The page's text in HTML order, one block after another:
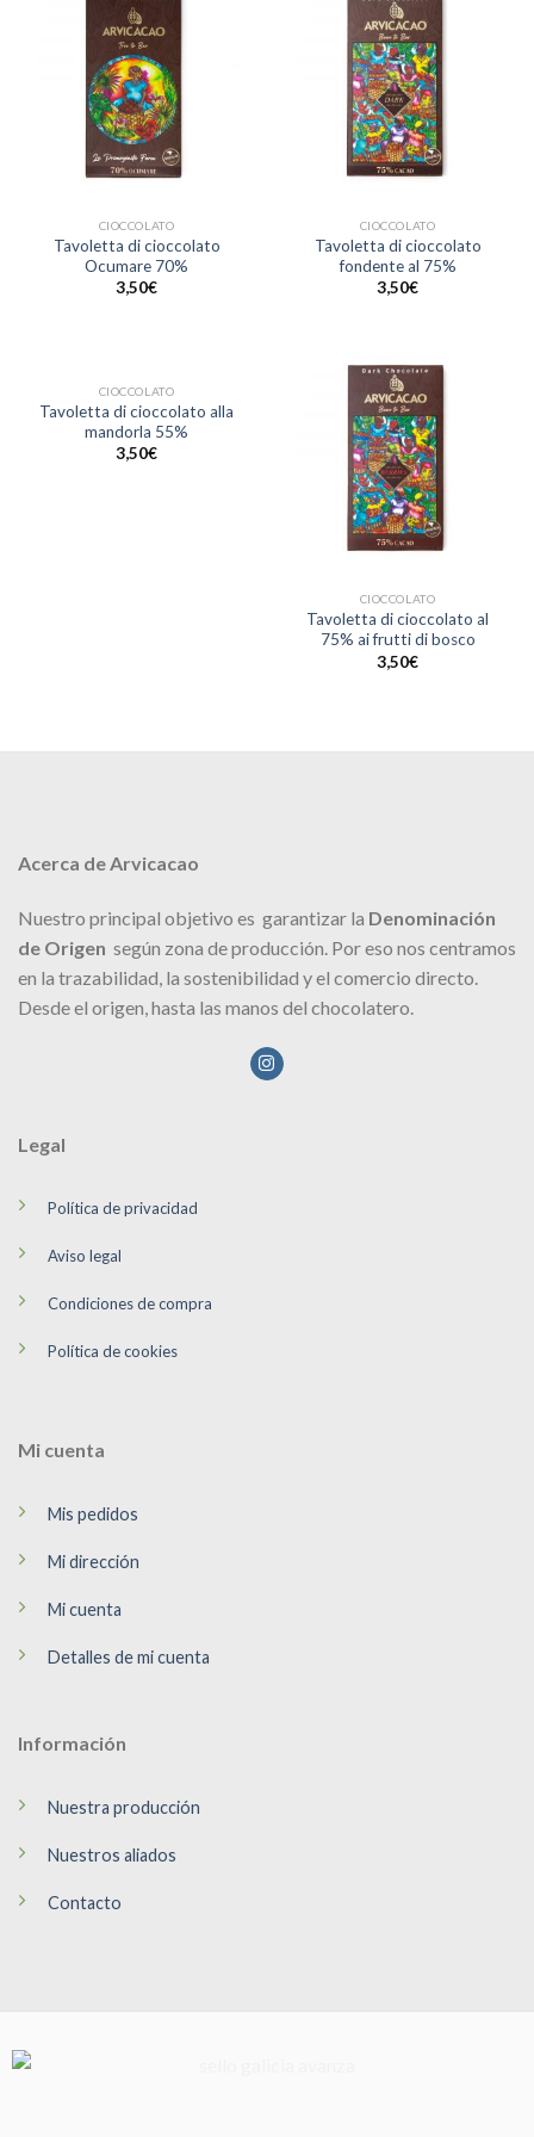
CIOCCOLATO
Tavoletta di cioccolato
Ocumare 70%
3,50€
CIOCCOLATO
Tavoletta di cioccolato
fondente al 75%
3,50€
CIOCCOLATO
Tavoletta di cioccolato alla
mandorla 55%
3,50€
CIOCCOLATO
Tavoletta di cioccolato al
75% ai frutti di bosco
3,50€
Acerca de Arvicacao
Nuestro principal objetivo es garantizar la Denominación
de Origen según zona de producción. Por eso nos centramos
en la trazabilidad, la sostenibilidad y el comercio directo.
Desde el origen, hasta las manos del chocolatero.
Mi cuenta
Mis pedidos
Mi dirección
Mi cuenta
Detalles de mi cuenta
Información
Nuestra producción
Nuestros aliados
Contacto
Legal
Política de privacidad
Aviso legal
Condiciones de compra
Política de cookies